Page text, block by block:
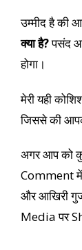
उम्मीद है की
क्या है?पसंद
होगा।
मेरी यही
जिससे की
अगर आप को
Comment में
और आखिरी
Media पर